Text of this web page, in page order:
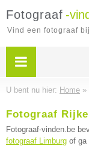
Fotograaf -
Vind een fotograaf
U bent nu hier: Home »
Fotograaf
Fotograaf-vinden.be
fotograaf Limburg of ga